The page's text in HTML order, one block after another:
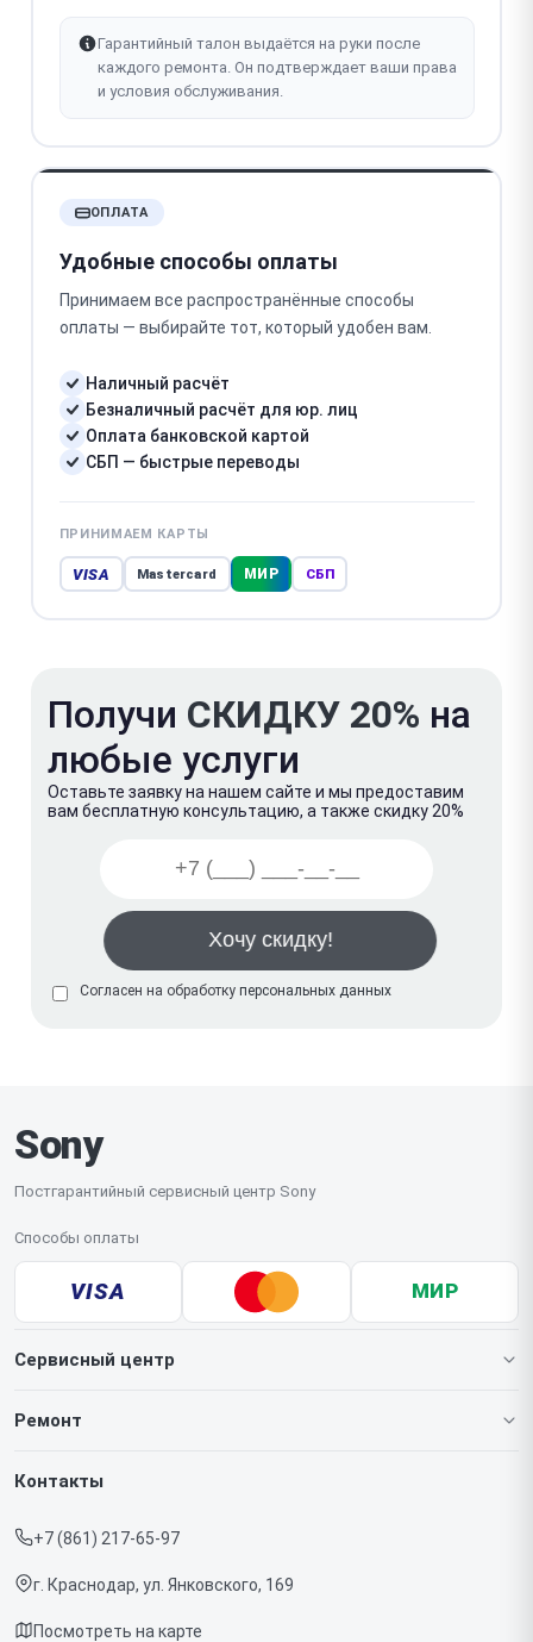
Гарантийный талон выдаётся на руки после
каждого ремонта. Он подтверждает ваши права
и условия обслуживания.
ОПЛАТА
Удобные способы оплаты
Принимаем все распространённые способы
оплаты — выбирайте тот, который удобен вам.
Наличный расчёт
Безналичный расчёт для юр. лиц
Оплата банковской картой
СБП — быстрые переводы
ПРИНИМАЕМ КАРТЫ
VISA Mastercard МИР СБП
Получи СКИДКУ 20% на
любые услуги
Оставьте заявку на нашем сайте и мы предоставим
вам бесплатную консультацию, а также скидку 20%
Согласен на обработку персональных данных
Sony
Постгарантийный сервисный центр Sony
Способы оплаты
VISA МИР
Сервисный центр
О нашем сервисе
Срочный ремонт
Доставка и способы оплаты
Ремонт
Игровых приставок
Контакты
+7 (861) 217-65-97
г. Краснодар, ул. Янковского, 169
Посмотреть на карте